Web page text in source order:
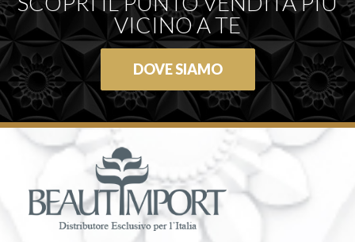
VICINO A TE
DOVE SIAMO